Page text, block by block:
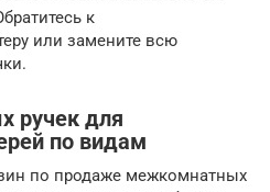
к
или замените всю
ручек для
по видам
по продаже межкомнатных